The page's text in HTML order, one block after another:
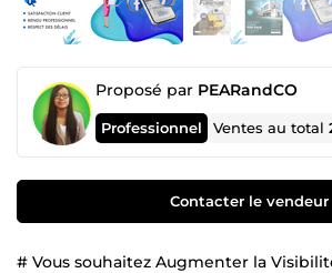
Proposé par PEARandCO
Professionnel Ventes au total
Contacter le vendeur
# Vous souhaitez Augmenter la